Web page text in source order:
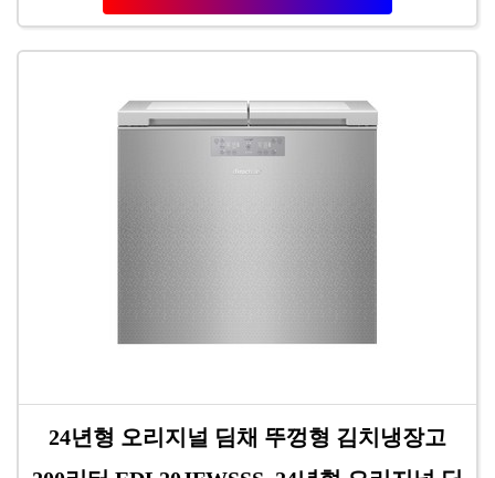
24년형 오리지널 딤채 뚜껑형 김치냉장고